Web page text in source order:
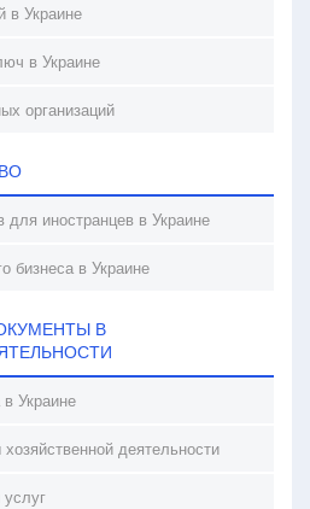
в Украине
в Украине
организаций
иностранцев в Украине
бизнеса в Украине
В
Украине
деятельности